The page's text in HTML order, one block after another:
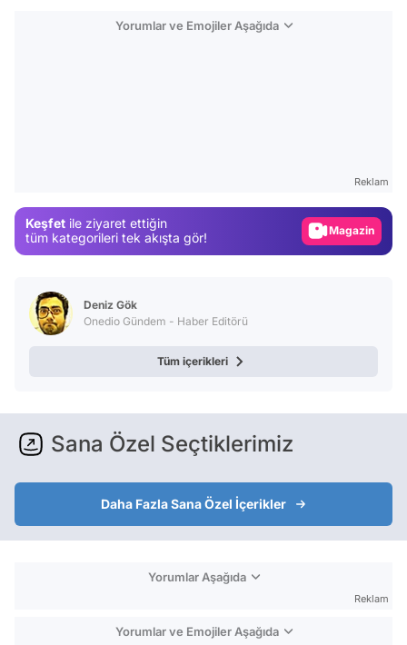
Yorumlar ve Emojiler Aşağıda
Reklam
Keşfet ile ziyaret ettiğin
tüm kategorileri tek akışta gör!
Magazin
Deniz Gök
Onedio Gündem - Haber Editörü
Tüm içerikleri
Sana Özel Seçtiklerimiz
Daha Fazla Sana Özel İçerikler
Yorumlar Aşağıda
Reklam
Yorumlar ve Emojiler Aşağıda